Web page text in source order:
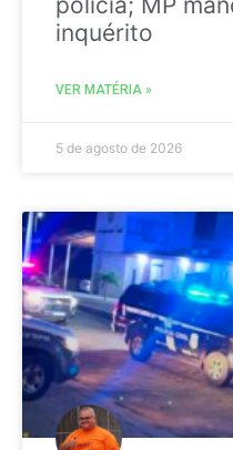
inquérito
VER MATÉRIA »
5 de agosto de 2026